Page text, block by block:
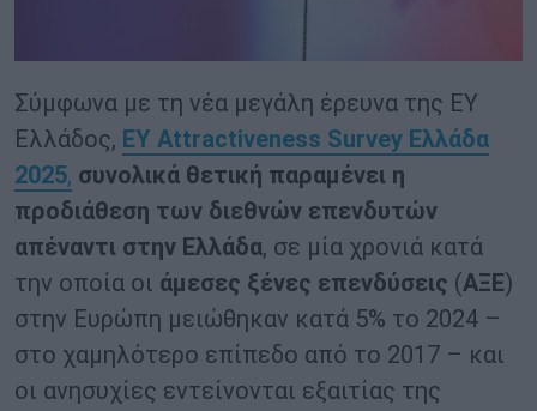
Σύμφωνα με τη νέα μεγάλη έρευνα της ΕΥ
Ελλάδος, EY Attractiveness Survey Ελλάδα
2025, συνολικά θετική παραμένει η
προδιάθεση των διεθνών επενδυτών
απέναντι στην Ελλάδα, σε μία χρονιά κατά
την οποία οι άμεσες ξένες επενδύσεις (ΑΞΕ)
στην Ευρώπη μειώθηκαν κατά 5% το 2024 –
στο χαμηλότερο επίπεδο από το 2017 – και
οι ανησυχίες εντείνονται εξαιτίας της